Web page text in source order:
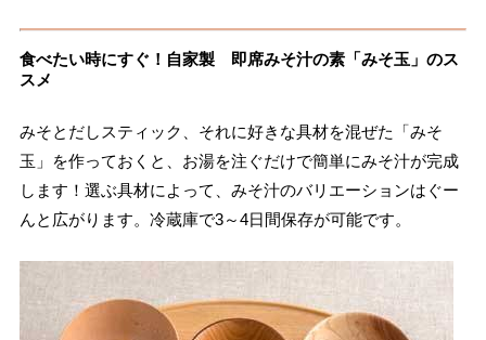
食べたい時にすぐ！自家製 即席みそ汁の素「みそ玉」のス
スメ
みそとだしスティック、それに好きな具材を混ぜた「みそ
玉」を作っておくと、お湯を注ぐだけで簡単にみそ汁が完成
します！選ぶ具材によって、みそ汁のバリエーションはぐー
んと広がります。冷蔵庫で3～4日間保存が可能です。